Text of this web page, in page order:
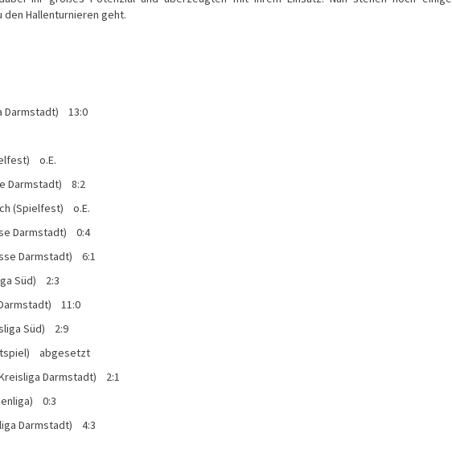
Hallenturnieren geht.
Darmstadt) 13:0
o.E.
Darmstadt) 8:2
(Spielfest) o.E.
Darmstadt) 0:4
Darmstadt) 6:1
Süd) 2:3
11:0
Süd) 2:9
abgesetzt
Darmstadt) 2:1
0:3
Darmstadt) 4:3